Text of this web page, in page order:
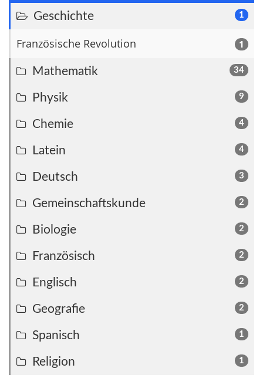
1
Geschichte
1
Französische Revolution
34
Mathematik
9
Physik
4
Chemie
4
Latein
3
Deutsch
2
Gemeinschaftskunde
2
Biologie
2
Französisch
2
Englisch
2
Geografie
1
Spanisch
1
Religion